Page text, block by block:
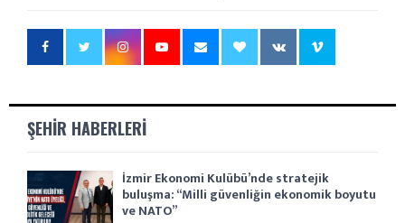
ŞEHIR HABERLERI
İzmir Ekonomi Kulübü’nde stratejik
buluşma: “Milli güvenliğin ekonomik boyutu
ve NATO”